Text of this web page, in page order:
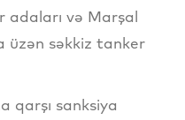
adaları və Marşal
üzən səkkiz tanker
qarşı sanksiya